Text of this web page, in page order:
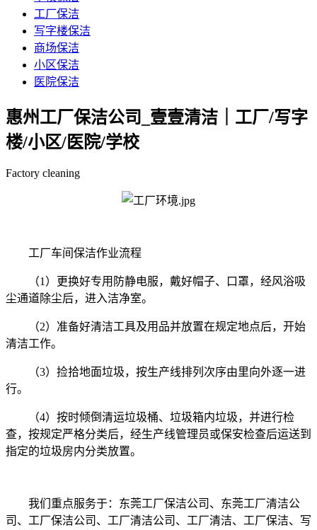
工厂保洁
写字楼保洁
商场保洁
小区保洁
医院保洁
惠州工厂保洁公司_壹壹清洁｜工厂/写字
楼/小区/医院/学校
Factory cleaning
工厂车间保洁作业流程
（1）更换好专用防静电服，戴好帽子、口罩，经风浴吸
尘通道除尘后，进入洁净室。
（2）准备好清洁工具及用品并放置在规定地点后，开始
清洁工作。
（3）捡拾地面垃圾，按生产线排列次序由里向外逐一进
行。
（4）按时倾倒清运垃圾桶、垃圾箱内垃圾，并进行检
查，按规定严格分类后，经生产线管理员或保安检查后运送到
指定的垃圾房内分类放置。
我们重点服务于：东莞工厂保洁公司、东莞工厂清洁公
司、工厂保洁公司、工厂清洁公司、工厂清洁、工厂保洁、写